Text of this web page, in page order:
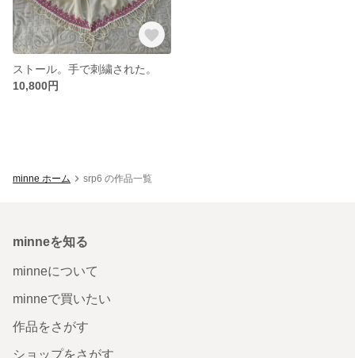
ストール。手で刺繍された。
10,800円
minne ホーム srp6 の作品一覧
minneを知る
minneについて
minneで買いたい
作品をさがす
ショップをさがす